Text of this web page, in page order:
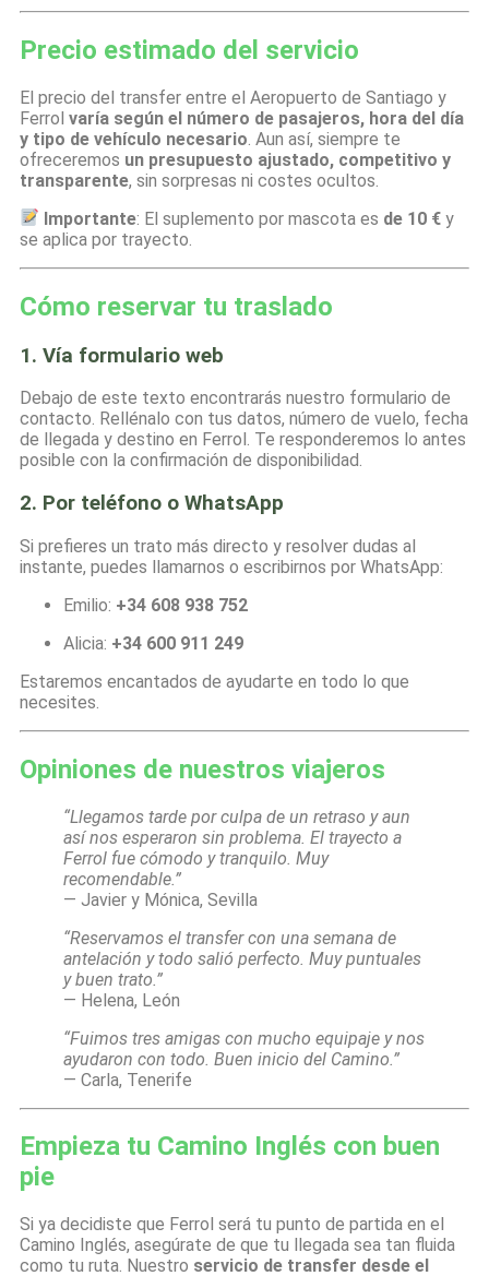
Precio estimado del servicio
El precio del transfer entre el Aeropuerto de Santiago y
Ferrol varía según el número de pasajeros, hora del día
y tipo de vehículo necesario . Aun así, siempre te
ofreceremos un presupuesto ajustado, competitivo y
transparente, sin sorpresas ni costes ocultos.
Importante: El suplemento por mascota es de 10 € y
se aplica por trayecto.
Cómo reservar tu traslado
1. Vía formulario web
Debajo de este texto encontrarás nuestro formulario de
contacto. Rellénalo con tus datos, número de vuelo, fecha
de llegada y destino en Ferrol. Te responderemos lo antes
posible con la confirmación de disponibilidad.
2. Por teléfono o WhatsApp
Si prefieres un trato más directo y resolver dudas al
instante, puedes llamarnos o escribirnos por WhatsApp:
Emilio: +34 608 938 752
Alicia: +34 600 911 249
Estaremos encantados de ayudarte en todo lo que
necesites.
Opiniones de nuestros viajeros
“Llegamos tarde por culpa de un retraso y aun
así nos esperaron sin problema. El trayecto a
Ferrol fue cómodo y tranquilo. Muy
recomendable.”
— Javier y Mónica, Sevilla
“Reservamos el transfer con una semana de
antelación y todo salió perfecto. Muy puntuales
y buen trato.”
— Helena, León
“Fuimos tres amigas con mucho equipaje y nos
ayudaron con todo. Buen inicio del Camino.”
— Carla, Tenerife
Empieza tu Camino Inglés con buen
pie
Si ya decidiste que Ferrol será tu punto de partida en el
Camino Inglés, asegúrate de que tu llegada sea tan fluida
como tu ruta. Nuestro servicio de transfer desde el